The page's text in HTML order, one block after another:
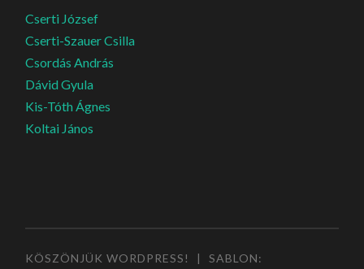
Cserti József
Cserti-Szauer Csilla
Csordás András
Dávid Gyula
Kis-Tóth Ágnes
Koltai János
KÖSZÖNJÜK WORDPRESS! | SABLON: